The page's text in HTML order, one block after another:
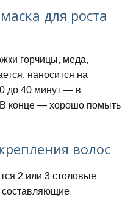
для роста
горчицы, меда,
наносится на
до 40 минут — в
конце — хорошо помыть
волос
2 или 3 столовые
составляющие